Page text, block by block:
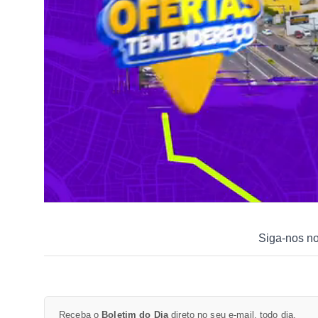
Siga-nos
Receba o Boletim do Diadireto no seu e-mail, todo dia.